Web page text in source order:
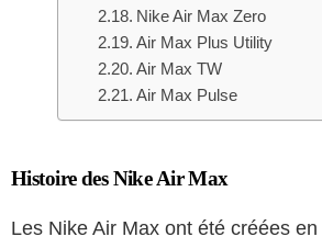
Nike Air Max Zero
Air Max Plus Utility
Air Max TW
Air Max Pulse
Histoire des Nike Air Max
Les Nike Air Max ont été créées